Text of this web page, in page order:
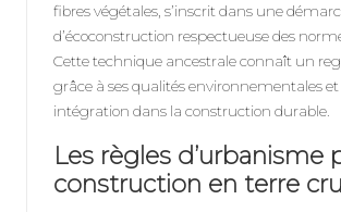
fibres végétales, s’inscrit dans une
d’écoconstruction respectueuse des
Cette technique ancestrale connaît un
grâce à ses qualités environnementales
intégration dans la construction durable.
Les règles d’urbanisme
construction en terre